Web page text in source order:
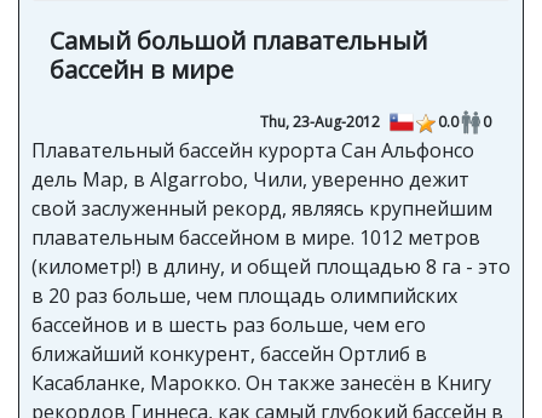
Самый большой плавательный
бассейн в мире
Thu, 23-Aug-2012 0.0 0
Плавательный бассейн курорта Сан Альфонсо
дель Мар, в Algarrobo, Чили, уверенно дежит
свой заслуженный рекорд, являясь крупнейшим
плавательным бассейном в мире. 1012 метров
(километр!) в длину, и общей площадью 8 га - это
в 20 раз больше, чем площадь олимпийских
бассейнов и в шесть раз больше, чем его
ближайший конкурент, бассейн Ортлиб в
Касабланке, Марокко. Он также занесён в Книгу
рекордов Гиннеса, как самый глубокий бассейн в